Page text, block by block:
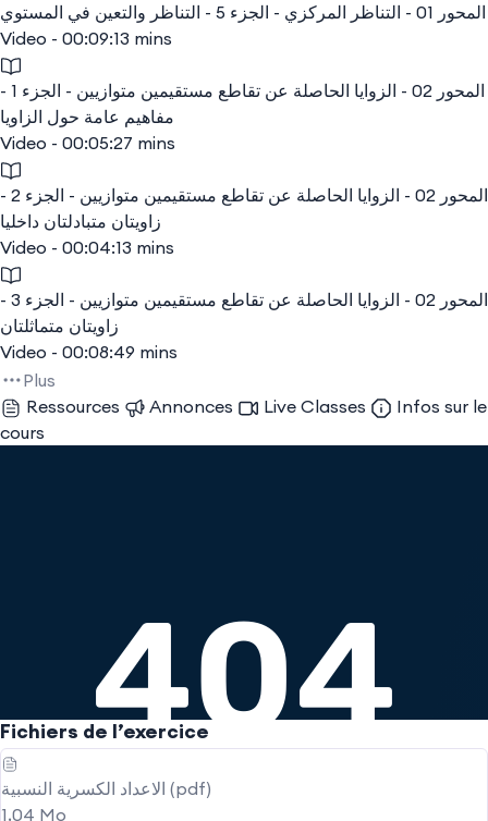
المحور 01 - التناظر المركزي - الجزء 5 - التناظر والتعين في المستوي
Video - 00:09:13 mins
المحور 02 - الزوايا الحاصلة عن تقاطع مستقيمين متوازيين - الجزء 1 -
مفاهيم عامة حول الزاويا
Video - 00:05:27 mins
المحور 02 - الزوايا الحاصلة عن تقاطع مستقيمين متوازيين - الجزء 2 -
زاويتان متبادلتان داخليا
Video - 00:04:13 mins
المحور 02 - الزوايا الحاصلة عن تقاطع مستقيمين متوازيين - الجزء 3 -
زاويتان متماثلتان
Video - 00:08:49 mins
Plus
Ressources
Annonces Live Classes
Infos sur le
cours
Fichiers de l’exercice
الاعداد الكسرية النسبية (pdf)
1,04 Mo